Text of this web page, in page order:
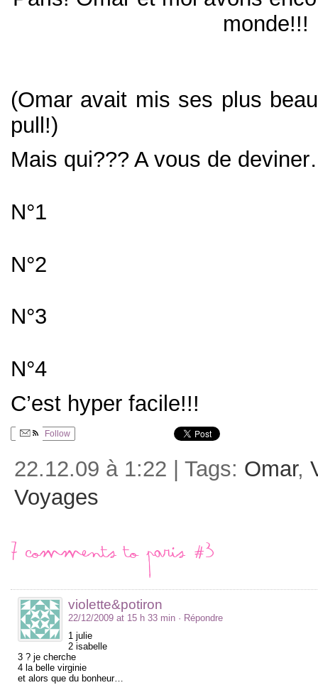
monde!!!
(Omar avait mis ses plus
pull!)
Mais qui??? A vous de
N°1
N°2
N°3
N°4
C’est hyper facile!!!
Follow
22.12.09 à 1:22 | Tags: Omar,
Voyages
7 comments to Paris #3
violette&potiron
22/12/2009 at 15 h 33 min · Répondre
1 julie
2 isabelle
3 ? je cherche
4 la belle virginie
et alors que du bonheur…